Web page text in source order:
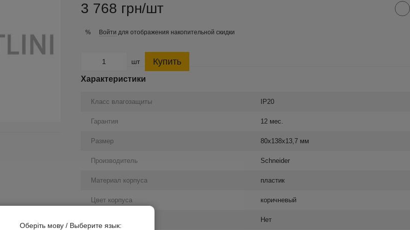
3 768 грн/шт
% Войти для отображения накопительной скидки
шт Купить
Характеристики
Класс влагозащиты IP20
Гарантия 12 мес.
Размер 80х138х13,7 мм
Производитель Schneider
Материал корпуса пластик
Цвет корпуса коричневый
Нет
Оберіть мову / Выберите язык: